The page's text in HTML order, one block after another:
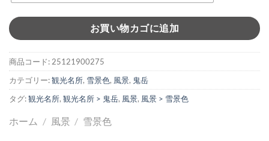
お買い物カゴに追加
商品コード:25121900275
カテゴリー:観光名所, 雪景色, 風景, 鬼岳
タグ:観光名所, 観光名所 > 鬼岳, 風景, 風景 > 雪景色
ホーム / 風景 / 雪景色